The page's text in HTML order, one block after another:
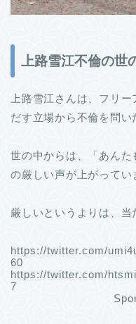
上路雪江不倫の世
上路雪江さんは、フリ
だす立場から不倫を問い
世の中からは、「あんた
の厳しい声が上がってい
厳しいというよりは、当
https://twitter.com/
60
https://twitter.com/
7